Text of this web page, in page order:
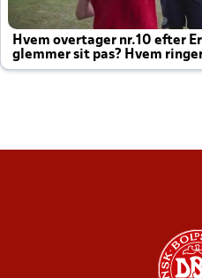
Hvem overtager nr.10 efter
glemmer sit pas? Hvem
altid til efter kampe?